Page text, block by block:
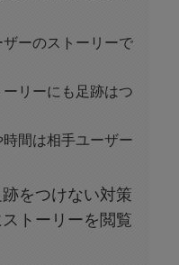
ーのストーリーで
リーにも足跡はつ
間は相手ユーザー
をつけない対策
トーリーを閲覧